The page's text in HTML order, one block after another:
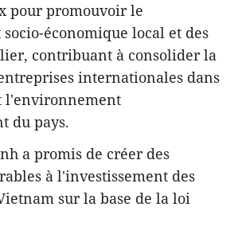
pour promouvoir le
économique local et des
contribuant à consolider la
internationales dans
l'environnement
du pays.
a promis de créer des
à l'investissement des
sur la base de la loi